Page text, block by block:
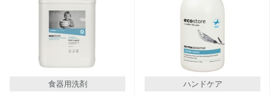
食器用洗剤 ハンドケア